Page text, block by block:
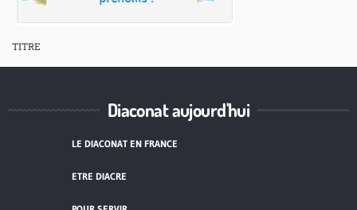
TITRE
Diaconat aujourd'hui
LE DIACONAT EN FRANCE
ETRE DIACRE